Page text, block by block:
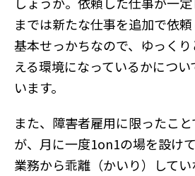
までは新たな仕事を追加で依
基本せっかちなので、ゆっく
える環境になっているかにつ
います。
また、障害者雇用に限ったこ
が、月に一度1on1の場を設け
業務から乖離（かいり）して